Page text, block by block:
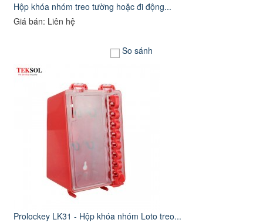
Hộp khóa nhóm treo tường hoặc đi động...
Giá bán: Liên hệ
So sánh
Prolockey LK31 - Hộp khóa nhóm Loto treo...